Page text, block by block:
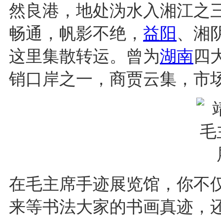
然良港，地处沩水入湘江之
畅通，帆影不绝， 益阳 、湘
这里集散转运。曾为湖南四
销口岸之一，商贾云集，市
在毛主席手迹展览馆，你不
来等书法大家的书画真迹，